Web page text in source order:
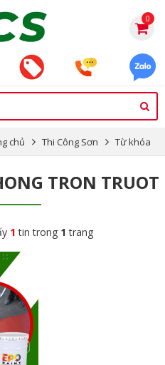
0
chủ Thi Công Sơn Từ khóa
TRON TRUOT
1 tin trong 1 trang